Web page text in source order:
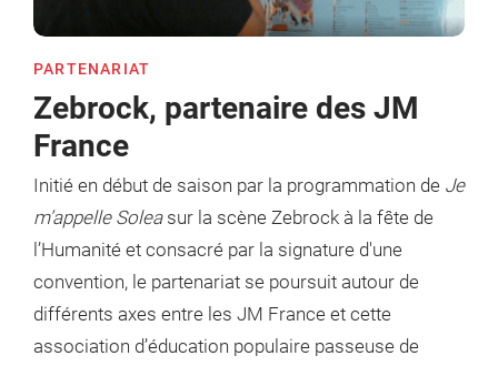
PARTENARIAT
Zebrock, partenaire des JM
France
Initié en début de saison par la programmation de Je
m’appelle Solea sur la scène Zebrock à la fête de
l’Humanité et consacré par la signature d'une
convention, le partenariat se poursuit autour de
différents axes entre les JM France et cette
association d’éducation populaire passeuse de